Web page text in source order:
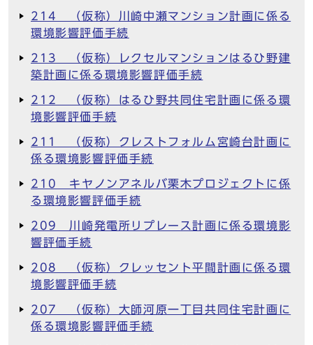
214 （仮称）川崎中瀬マンション計画に係る
環境影響評価手続
213 （仮称）レクセルマンションはるひ野建
築計画に係る環境影響評価手続
212 （仮称）はるひ野共同住宅計画に係る環
境影響評価手続
211 （仮称）クレストフォルム宮崎台計画に
係る環境影響評価手続
210 キヤノンアネルバ栗木プロジェクトに係
る環境影響評価手続
209 川崎発電所リプレース計画に係る環境影
響評価手続
208 （仮称）クレッセント平間計画に係る環
境影響評価手続
207 （仮称）大師河原一丁目共同住宅計画に
係る環境影響評価手続